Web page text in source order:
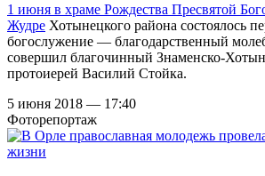
1 июня в храме Рождества Пресвятой
Жудре Хотынецкого района состоялось
богослужение — благодарственный
совершил благочинный Знаменско-
протоиерей Василий Стойка.
5 июня 2018 — 17:40
Фоторепортаж